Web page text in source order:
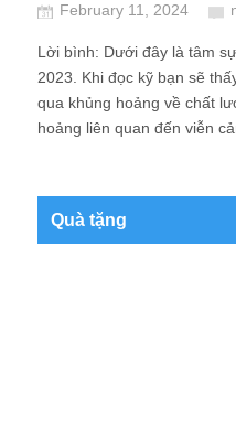
February 11, 2024
Lời bình: Dưới đây là tâm
2023. Khi đọc kỹ bạn sẽ
qua khủng hoảng về chất
hoảng liên quan đến viễn
Quà tặng